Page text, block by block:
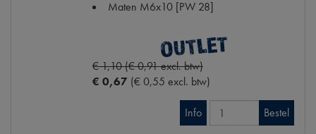
Maten M6x10 [PW 28]
€ 1,10 (€ 0,91 excl. btw)
€ 0,67 (€ 0,55 excl. btw)
Info Bestel